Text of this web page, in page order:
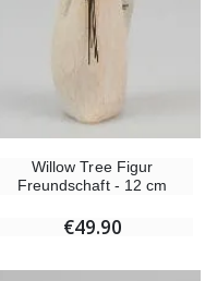
Willow Tree Figur
Freundschaft - 12 cm
€49.90